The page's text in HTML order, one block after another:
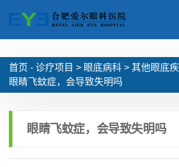
首页 - 诊疗项目 > 眼底病科 > 其他眼底
眼睛飞蚊症，会导致失明吗
眼睛飞蚊症，会导致失明吗